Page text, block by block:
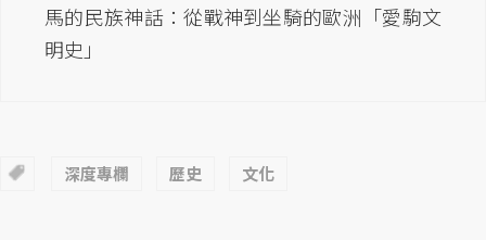
馬的民族神話：從戰神到坐騎的歐洲「愛駒文
明史」
深度專欄 歷史 文化